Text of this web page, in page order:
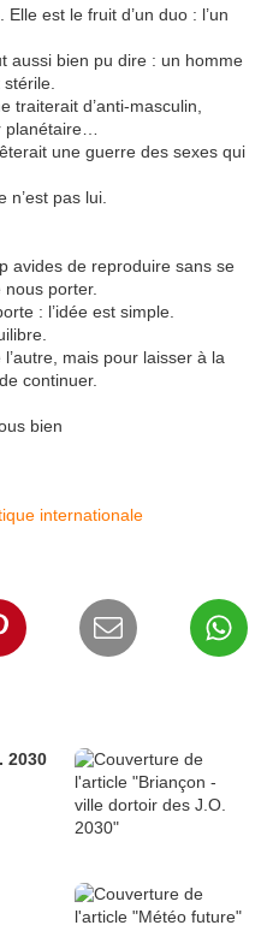
est le fruit d’un duo : l’un
aussi bien pu dire : un homme
traiterait d’anti-masculin,
planétaire…
une guerre des sexes qui
n’est pas lui.
avides de reproduire sans se
porter.
: l’idée est simple.
mais pour laisser à la
continuer.
bien
internationale
2030